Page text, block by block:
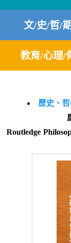
文/史/哲/
教育/心理/
歷史、
Routledge